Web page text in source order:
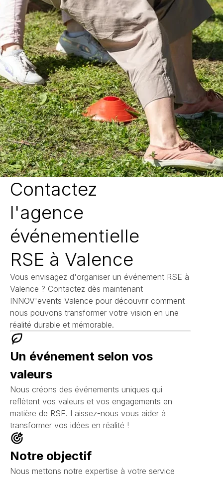
Contactez
l'agence
événementielle
RSE à Valence
Vous envisagez d'organiser un événement RSE à
Valence ? Contactez dès maintenant
INNOV'events Valence pour découvrir comment
nous pouvons transformer votre vision en une
réalité durable et mémorable.
Un événement selon vos
valeurs
Nous créons des événements uniques qui
reflètent vos valeurs et vos engagements en
matière de RSE. Laissez-nous vous aider à
transformer vos idées en réalité !
Notre objectif
Nous mettons notre expertise à votre service